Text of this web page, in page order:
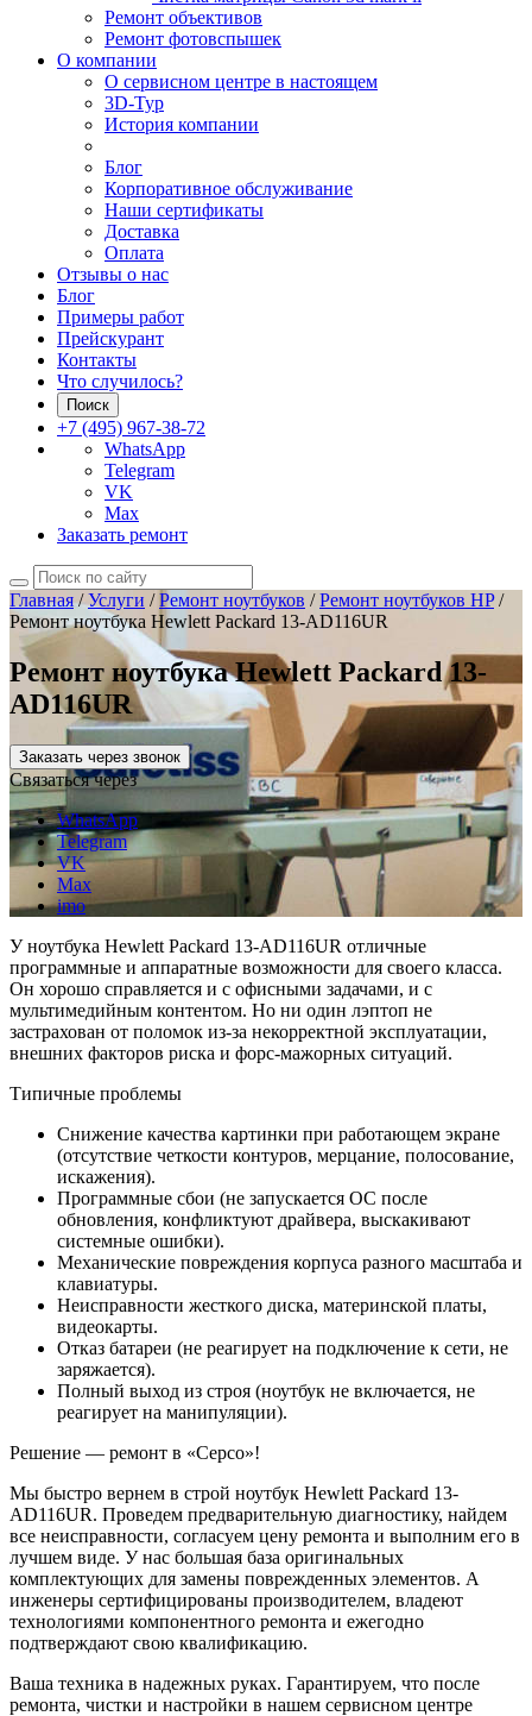
Ремонт объективов
Ремонт фотовспышек
О компании
О сервисном центре в настоящем
3D-Тур
История компании
Блог
Корпоративное обслуживание
Наши сертификаты
Доставка
Оплата
Отзывы о нас
Блог
Примеры работ
Прейскурант
Контакты
Что случилось?
Поиск
+7 (495) 967-38-72
WhatsApp
Telegram
VK
Max
Заказать ремонт
Главная/Услуги /Ремонт ноутбуков /Ремонт ноутбуков HP/
Ремонт ноутбука Hewlett Packard 13-AD116UR
Ремонт ноутбука Hewlett Packard 13-
AD116UR
Заказать через звонок
Связаться через
WhatsApp
Telegram
VK
Max
imo
У ноутбука Hewlett Packard 13-AD116UR отличные
программные и аппаратные возможности для своего класса.
Он хорошо справляется и с офисными задачами, и с
мультимедийным контентом. Но ни один лэптоп не
застрахован от поломок из-за некорректной эксплуатации,
внешних факторов риска и форс-мажорных ситуаций.
Типичные проблемы
Снижение качества картинки при работающем экране
(отсутствие четкости контуров, мерцание, полосование,
искажения).
Программные сбои (не запускается ОС после
обновления, конфликтуют драйвера, выскакивают
системные ошибки).
Механические повреждения корпуса разного масштаба и
клавиатуры.
Неисправности жесткого диска, материнской платы,
видеокарты.
Отказ батареи (не реагирует на подключение к сети, не
заряжается).
Полный выход из строя (ноутбук не включается, не
реагирует на манипуляции).
Решение — ремонт в «Серсо»!
Мы быстро вернем в строй ноутбук Hewlett Packard 13-
AD116UR. Проведем предварительную диагностику, найдем
все неисправности, согласуем цену ремонта и выполним его в
лучшем виде. У нас большая база оригинальных
комплектующих для замены поврежденных элементов. А
инженеры сертифицированы производителем, владеют
технологиями компонентного ремонта и ежегодно
подтверждают свою квалификацию.
Ваша техника в надежных руках. Гарантируем, что после
ремонта, чистки и настройки в нашем сервисном центре